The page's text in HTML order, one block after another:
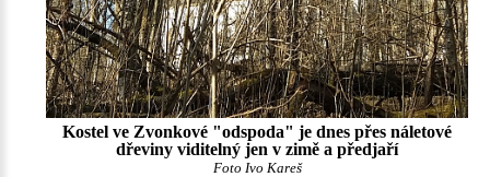
Kostel ve Zvonkové "odspoda" je dnes přes náletové
dřeviny viditelný jen v zimě a předjaří
Foto Ivo Kareš